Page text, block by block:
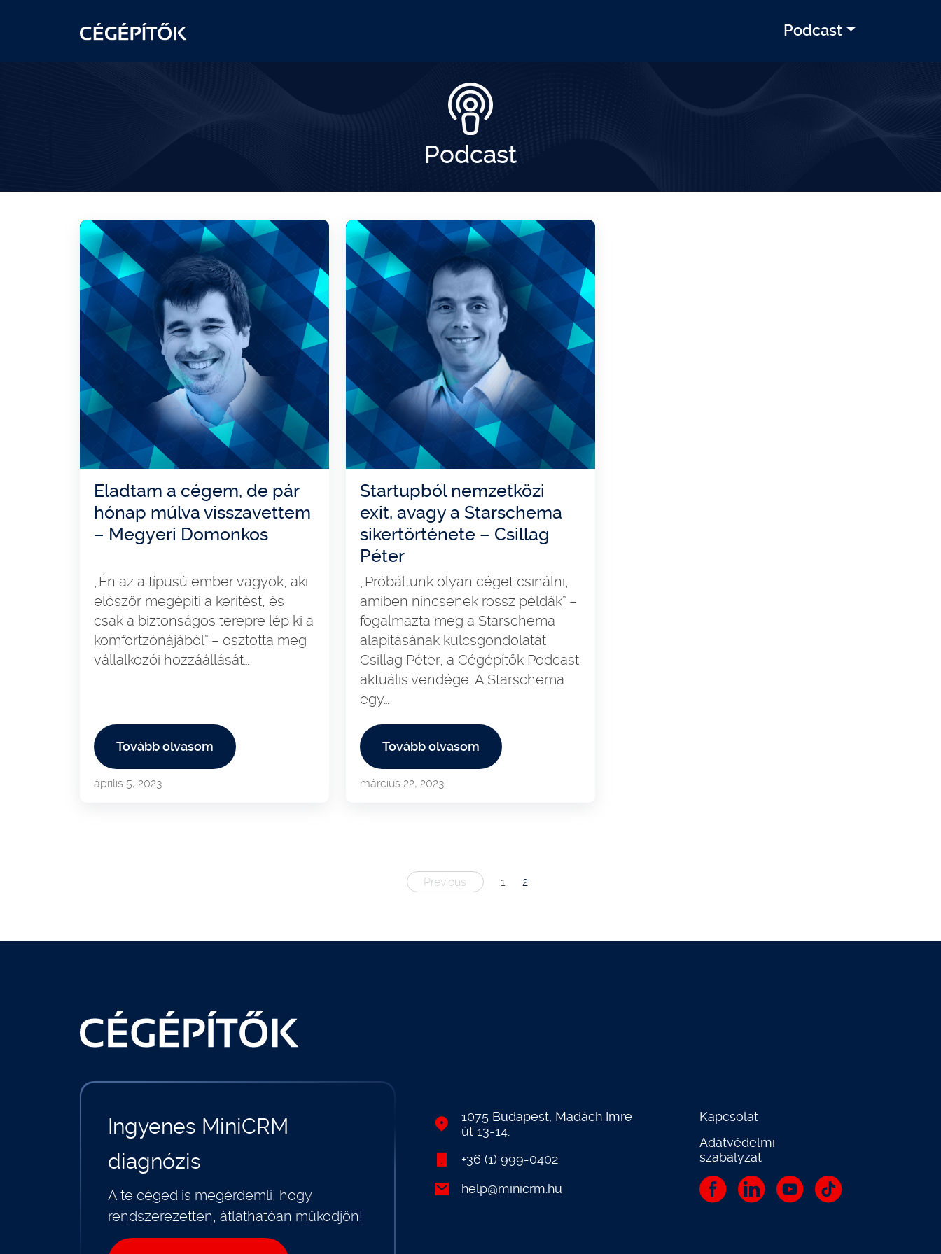
Podcast
Podcast
Eladtam a cégem, de pár
hónap múlva visszavettem
– Megyeri Domonkos
„Én az a típusú ember vagyok, aki
először megépíti a kerítést, és
csak a biztonságos terepre lép ki a
komfortzónájából” – osztotta meg
vállalkozói hozzáállását…
Tovább olvasom
április 5, 2023
Startupból nemzetközi
exit, avagy a Starschema
sikertörténete – Csillag
Péter
„Próbáltunk olyan céget csinálni,
amiben nincsenek rossz példák” –
fogalmazta meg a Starschema
alapításának kulcsgondolatát
Csillag Péter, a Cégépítők Podcast
aktuális vendége. A Starschema
egy…
Tovább olvasom
március 22, 2023
Posts
Previous 1 2
Ingyenes MiniCRM
diagnózis
A te céged is megérdemli, hogy
rendszerezetten, átláthatóan működjön!
1075 Budapest, Madách Imre
út 13-14.
+36 (1) 999-0402
help@minicrm.hu
Kapcsolat
Adatvédelmi
szabályzat